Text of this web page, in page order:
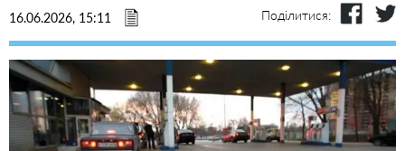
16.06.2026, 15:11 Поділитися: